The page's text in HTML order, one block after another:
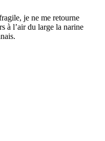
je ne me retourne
à l’air du large la narine